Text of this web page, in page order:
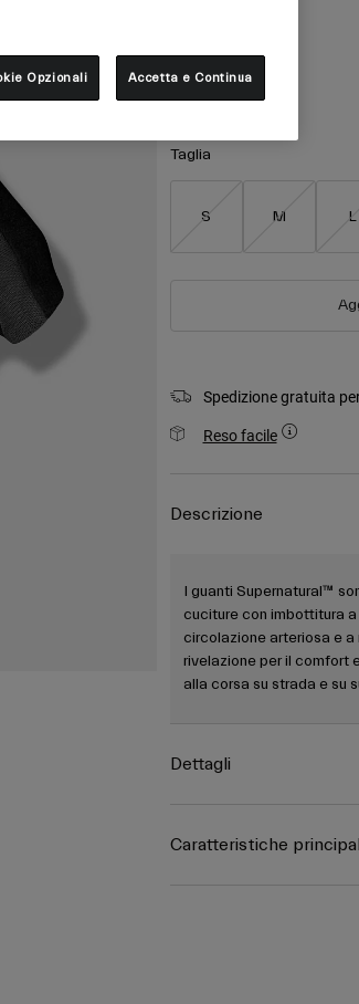
Taglia
S M L
Spedizione gratuita
Reso facile
Descrizione
I guanti Supernatural™
cuciture con imbottitura
circolazione arteriosa e a
rivelazione per il comfort
alla corsa su strada e su
Dettagli
Caratteristiche
Opzionali Accetta e Continua